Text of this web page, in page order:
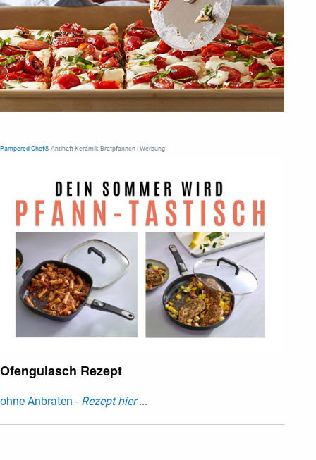
Pampered Chef® Antihaft Keramik-Bratpfannen | Werbung
Ofengulasch Rezept
ohne Anbraten - Rezept hier ...